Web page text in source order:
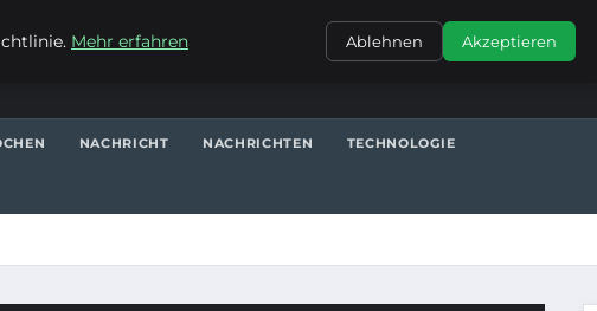
KONTAKT
NACHRICHT NACHRICHTEN TECHNOLOGIE
Mehr erfahren Ablehnen Akzeptieren